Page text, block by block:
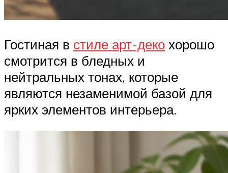
Гостиная в стиле арт-деко хорошо
смотрится в бледных и
нейтральных тонах, которые
являются незаменимой базой для
ярких элементов интерьера.